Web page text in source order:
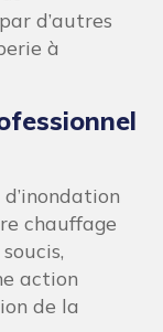
d’autres
à
chauffage
action
de la